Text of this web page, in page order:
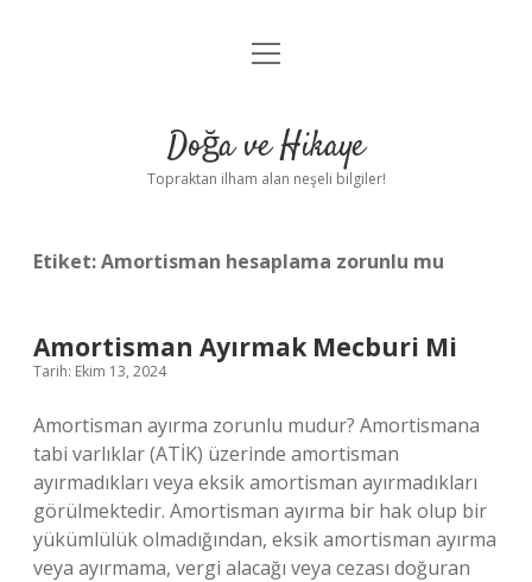
Anasayfa
Yasal Uyarı
menüyü
Doğa ve Hikaye
Topraktan ilham alan neşeli bilgiler!
Etiket:Amortisman hesaplama zorunlu mu
Amortisman Ayırmak Mecburi Mi
Tarih: Ekim 13, 2024
Amortisman ayırma zorunlu mudur? Amortismana
tabi varlıklar (ATİK) üzerinde amortisman
ayırmadıkları veya eksik amortisman ayırmadıkları
görülmektedir. Amortisman ayırma bir hak olup bir
yükümlülük olmadığından, eksik amortisman ayırma
veya ayırmama, vergi alacağı veya cezası doğuran